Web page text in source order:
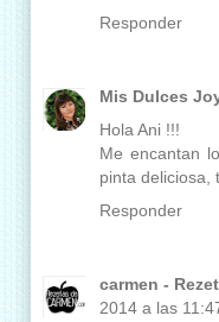
Responder
Mis Dulces
Hola Ani !!!
Me encantan
pinta deliciosa,
Responder
carmen -
2014 a las